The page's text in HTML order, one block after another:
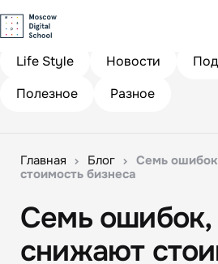
Life Style
Новости
Полезное
Разное
Главная Блог
Семь
стоимость бизнеса
Семь ошибок,
снижают